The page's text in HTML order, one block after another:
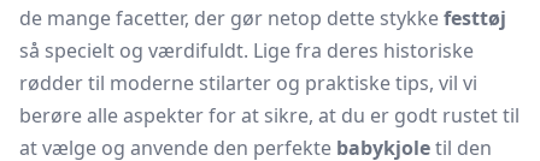
de mange facetter, der gør netop dette stykkefesttøj
så specielt og værdifuldt. Lige fra deres historiske
rødder til moderne stilarter og praktiske tips, vil vi
berøre alle aspekter for at sikre, at du er godt rustet til
at vælge og anvende den perfekte babykjoletil den